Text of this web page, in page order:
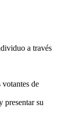
a través
de
presentar su